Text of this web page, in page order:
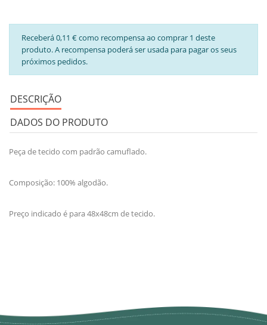
Receberá 0,11 € como recompensa ao comprar 1 deste
produto. A recompensa poderá ser usada para pagar os seus
próximos pedidos.
DESCRIÇÃO
DADOS DO PRODUTO
Peça de tecido com padrão camuflado.
Composição: 100% algodão.
Preço indicado é para 48x48cm de tecido.